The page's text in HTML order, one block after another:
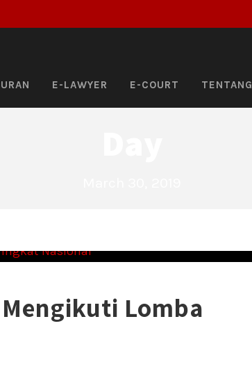
E-LAWYER E-COURT TENTANG
Lomba